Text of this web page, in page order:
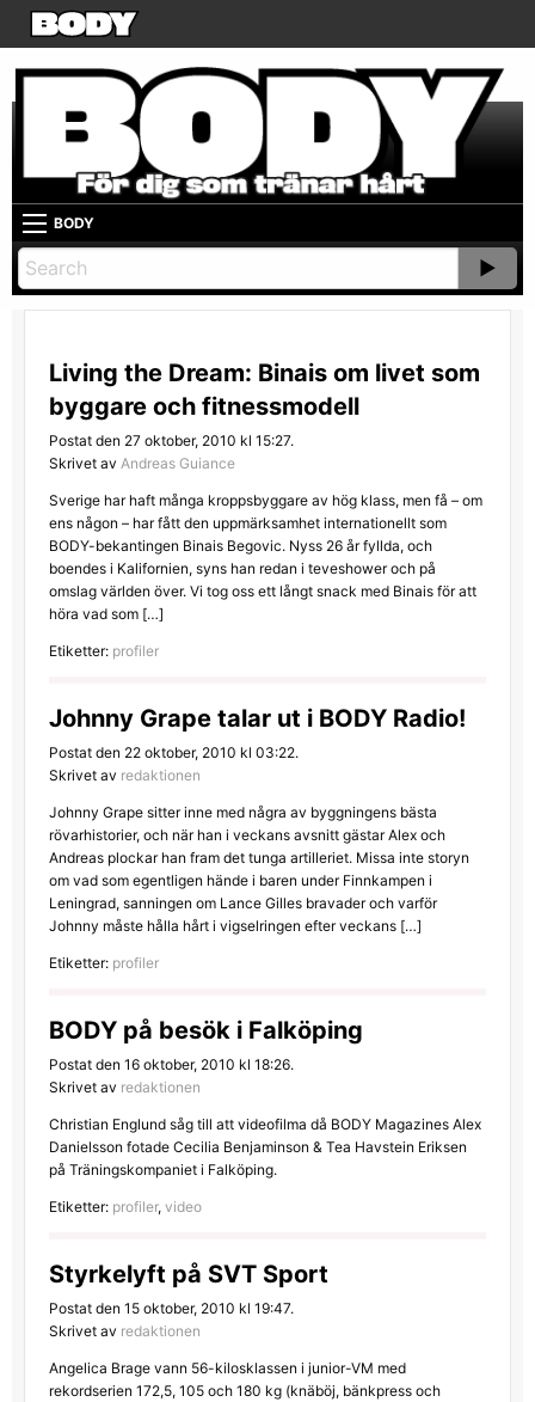
BODY
Living the Dream: Binais om livet som
byggare och fitnessmodell
Postat den 27 oktober, 2010 kl 15:27.
Skrivet av Andreas Guiance
Sverige har haft många kroppsbyggare av hög klass, men få – om
ens någon – har fått den uppmärksamhet internationellt som
BODY-bekantingen Binais Begovic. Nyss 26 år fyllda, och
boendes i Kalifornien, syns han redan i teveshower och på
omslag världen över. Vi tog oss ett långt snack med Binais för att
höra vad som […]
Etiketter: profiler
Johnny Grape talar ut i BODY Radio!
Postat den 22 oktober, 2010 kl 03:22.
Skrivet av redaktionen
Johnny Grape sitter inne med några av byggningens bästa
rövarhistorier, och när han i veckans avsnitt gästar Alex och
Andreas plockar han fram det tunga artilleriet. Missa inte storyn
om vad som egentligen hände i baren under Finnkampen i
Leningrad, sanningen om Lance Gilles bravader och varför
Johnny måste hålla hårt i vigselringen efter veckans […]
Etiketter: profiler
BODY på besök i Falköping
Postat den 16 oktober, 2010 kl 18:26.
Skrivet av redaktionen
Christian Englund såg till att videofilma då BODY Magazines Alex
Danielsson fotade Cecilia Benjaminson & Tea Havstein Eriksen
på Träningskompaniet i Falköping.
Etiketter: profiler, video
Styrkelyft på SVT Sport
Postat den 15 oktober, 2010 kl 19:47.
Skrivet av redaktionen
Angelica Brage vann 56-kilosklassen i junior-VM med
rekordserien 172,5, 105 och 180 kg (knäböj, bänkpress och